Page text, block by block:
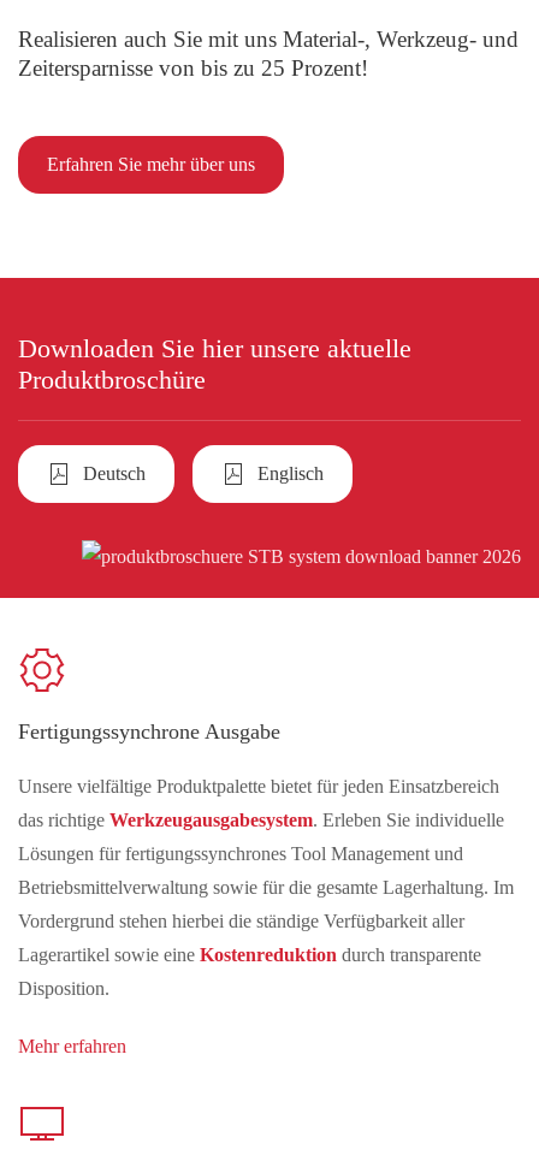
Realisieren auch Sie mit uns Material-, Werkzeug- und
Zeitersparnisse von bis zu 25 Prozent!
Erfahren Sie mehr über uns
Downloaden Sie hier unsere aktuelle
Produktbroschüre
Deutsch Englisch
Fertigungssynchrone Ausgabe
Unsere vielfältige Produktpalette bietet für jeden Einsatzbereich
das richtige Werkzeugausgabesystem. Erleben Sie individuelle
Lösungen für fertigungssynchrones Tool Management und
Betriebsmittelverwaltung sowie für die gesamte Lagerhaltung. Im
Vordergrund stehen hierbei die ständige Verfügbarkeit aller
Lagerartikel sowie eine Kostenreduktion durch transparente
Disposition.
Mehr erfahren